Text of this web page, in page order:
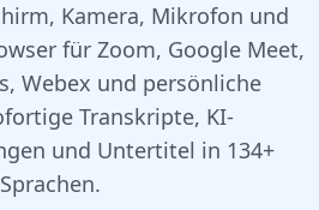
Kamera, Mikrofon und
für Zoom, Google Meet,
Webex und persönliche
Transkripte, KI-
und Untertitel in 134+
Sprachen.